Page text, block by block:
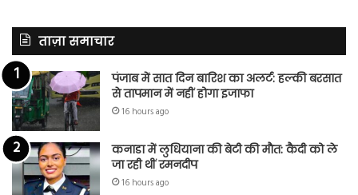
ताज़ा समाचार
पंजाब में सात दिन बारिश का अलर्ट: हल्की बरसात
से तापमान में नहीं होगा इजाफा
16 hours ago
कनाडा में लुधियाना की बेटी की माैत: कैदी को ले
जा रही थीं रमनदीप
16 hours ago